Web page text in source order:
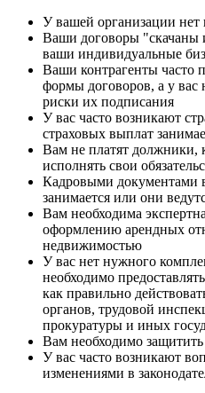
У вашей организации нет
Ваши договоры "скачаны
ваши индивидуальные
Ваши контрагенты часто
формы договоров, а у вас
риски их подписания
У вас часто возникают
страховых выплат
Вам не платят должники,
исполнять свои
Кадровыми документами
занимается или они
Вам необходима
оформлению арендных
недвижимостью
У вас нет нужного
необходимо
как правильно
органов, трудовой
прокуратуры и иных
Вам необходимо защитить
У вас часто возникают
изменениями в